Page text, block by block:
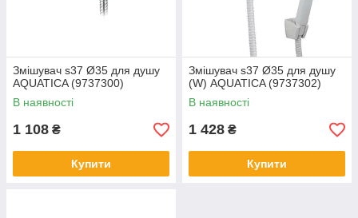
Змішувач s37 Ø35 для душу
AQUATICA (9737300)
В наявності
1 108 ₴
Купити
Змішувач s37 Ø35 для душу
(W) AQUATICA (9737302)
В наявності
1 428 ₴
Купити